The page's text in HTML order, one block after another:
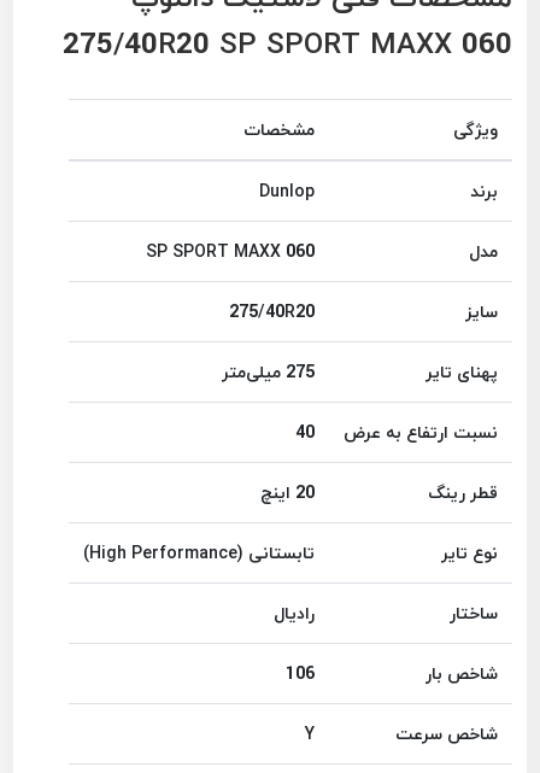
275/40R20 SP SPORT MAXX 060
ویژگی مشخصات
برند
Dunlop
مدل
SP SPORT MAXX 060
سایز
275/40R20
پهنای تایر
275 میلی‌متر
نسبت ارتفاع به عرض
40
قطر رینگ
20 اینچ
نوع تایر
تابستانی (High Performance)
ساختار
رادیال
شاخص بار
106
شاخص سرعت
Y